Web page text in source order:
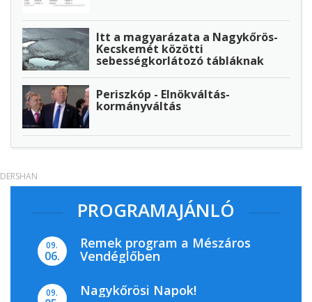
Itt a magyarázata a Nagykőrös-
Kecskemét közötti
sebességkorlátozó tábláknak
Periszkóp - Elnökváltás-
kormányváltás
PROGRAMAJÁNLÓ
09.
06.
Remek program a Mészáros
Vendéglőben
09. Nagykőrösi Napok!
DERSHAN